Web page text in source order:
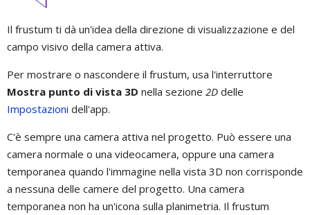
Il frustum ti dà un'idea della direzione di visualizzazione e del
campo visivo della camera attiva.
Per mostrare o nascondere il frustum, usa l'interruttore
Mostra punto di vista 3D nella sezione 2D delle
Impostazioni dell'app.
C'è sempre una camera attiva nel progetto. Può essere una
camera normale o una videocamera, oppure una camera
temporanea quando l'immagine nella vista 3D non corrisponde
a nessuna delle camere del progetto. Una camera
temporanea non ha un'icona sulla planimetria. Il frustum